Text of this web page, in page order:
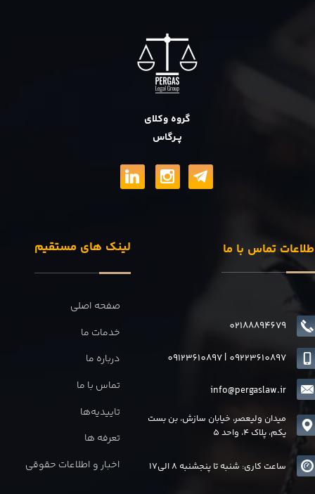
گروه وکلای
پــرگاس
لینک های مستقیم
صفحه اصلی
خدمات ما
درباره ما
تماس با ما
تاییدیه‌ها
تعرفه ها
اخبار و اطلاعات حقوقی
تماس با ما
02188894679
info@pergaslaw.ir
09123610897| 09223610897
میدان ولیعصر، خیابان سازش، بن بست
یکم، پلاک 4، واحد 5
ساعت کاری: شنبه تا پنجشنبه 8 الی17